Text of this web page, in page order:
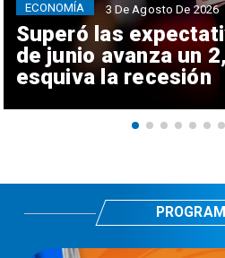
Superó las
de junio avanza un
esquiva la recesión
ECONOMÍA 3 De Agosto De 2026